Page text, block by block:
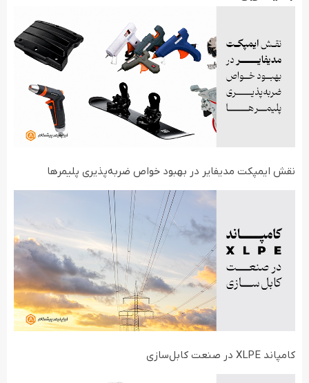
نقش ایمپکت مدیفایر در بهبود خواص ضربه‌پذیری پلیمرها
کامپاند XLPE در صنعت کابل‌سازی